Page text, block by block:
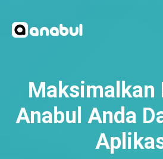
Maksimalkan
Anabul Anda